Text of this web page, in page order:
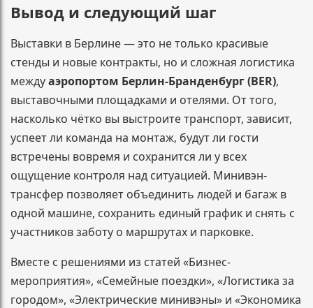
Вывод и следующий шаг
Выставки в Берлине — это не только красивые
стенды и новые контракты, но и сложная логистика
междуаэропортом Берлин-Бранденбург (BER),
выставочными площадками и отелями. От того,
насколько чётко вы выстроите транспорт, зависит,
успеет ли команда на монтаж, будут ли гости
встречены вовремя и сохранится ли у всех
ощущение контроля над ситуацией. Минивэн-
трансфер позволяет объединить людей и багаж в
одной машине, сохранить единый график и снять с
участников заботу о маршрутах и парковке.
Вместе с решениями из статей «Бизнес-
мероприятия», «Семейные поездки», «Логистика за
городом», «Электрические минивэны» и «Экономика